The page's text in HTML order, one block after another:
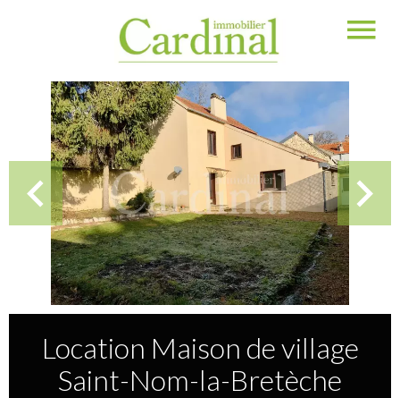
Location Maison de village
Saint-Nom-la-Bretèche